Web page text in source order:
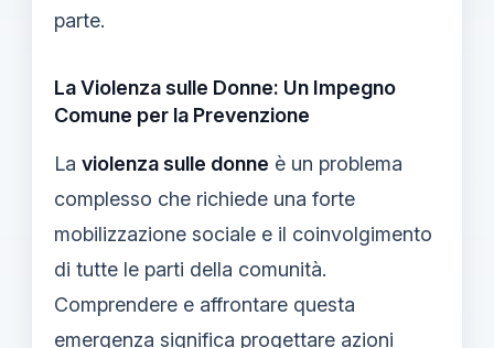
parte.
La Violenza sulle Donne: Un Impegno
Comune per la Prevenzione
La violenza sulle donne è un problema
complesso che richiede una forte
mobilizzazione sociale e il coinvolgimento
di tutte le parti della comunità.
Comprendere e affrontare questa
emergenza significa progettare azioni